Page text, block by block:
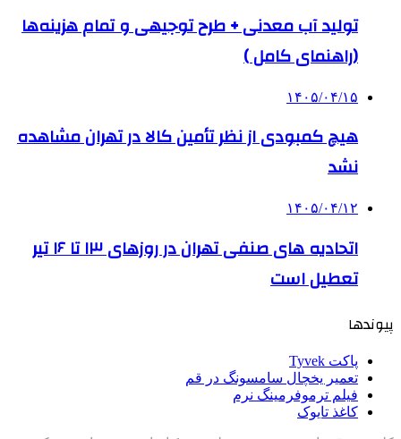
تولید آب معدنی + طرح توجیهی و تمام هزینه‌ها
(راهنمای کامل )
۱۴۰۵/۰۴/۱۵
هیچ کمبودی از نظر تأمین کالا در تهران مشاهده
نشد
۱۴۰۵/۰۴/۱۲
اتحادیه های صنفی تهران در روزهای ۱۳ تا ۱۶ تیر
تعطیل است
پیوندها
پاکت Tyvek
تعمیر یخچال سامسونگ در قم
فیلم ترموفرمینگ نرم
کاغذ تایوک